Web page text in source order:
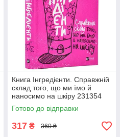
Книга Інгредієнти. Справжній
склад того, що ми їмо й
наносимо на шкіру 231354
Готово до відправки
317 ₴ 360 ₴